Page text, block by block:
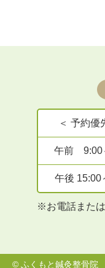
＜ 予約優
午前 9:00
午後 15:00
※お電話または
© ふくもと鍼灸整骨院